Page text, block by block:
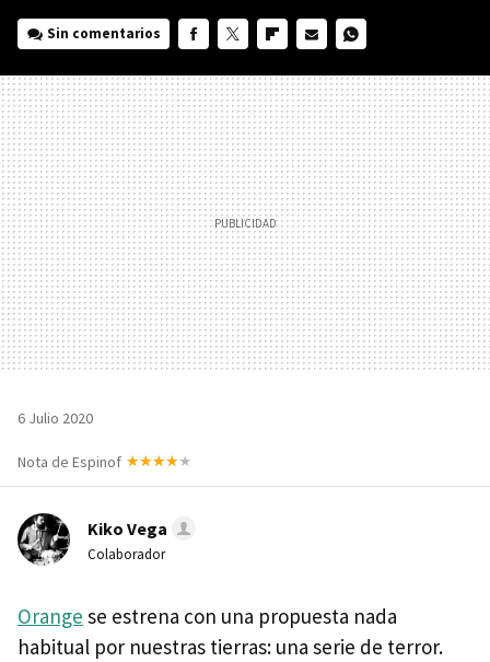
Sin comentarios
MAIL
6 Julio 2020
Nota de Espinof
Kiko Vega
Colaborador
Orange se estrena con una propuesta nada
habitual por nuestras tierras: una serie de terror.